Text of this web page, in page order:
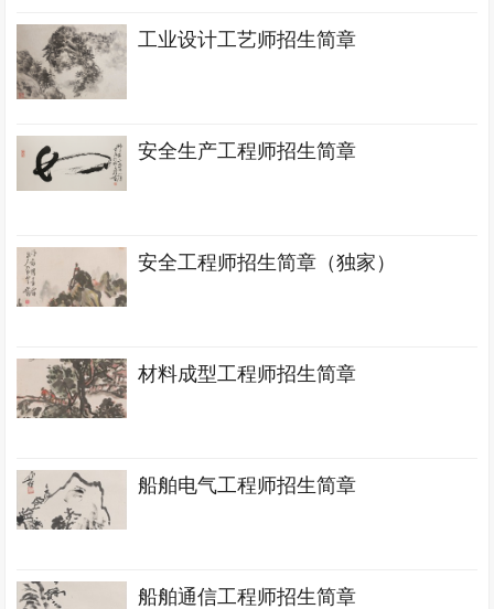
工业设计工艺师招生简章
安全生产工程师招生简章
安全工程师招生简章（独家）
材料成型工程师招生简章
船舶电气工程师招生简章
船舶通信工程师招生简章